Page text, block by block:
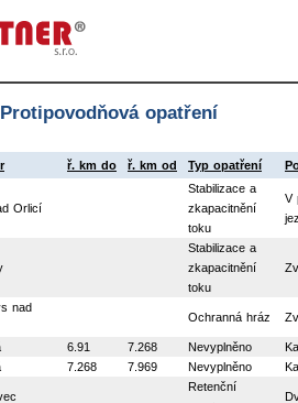
opatření
ř. km do ř. km od Typ opatření
Orlicí
Stabilizace a
zkapacitnění
toku
V
Stabilizace a
zkapacitnění
toku
nad
Ochranná hráz
6.91 7.268 Nevyplněno
7.268 7.969 Nevyplněno
Retenční